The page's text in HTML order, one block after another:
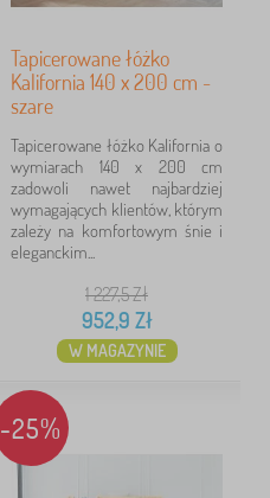
Tapicerowane łóżko
Kalifornia 140 x 200 cm -
szare
Tapicerowane łóżko Kalifornia o
wymiarach 140 x 200 cm
zadowoli nawet najbardziej
wymagających klientów, którym
zależy na komfortowym śnie i
eleganckim...
1 227,5Zł
952,9 Zł
W MAGAZYNIE
-25%